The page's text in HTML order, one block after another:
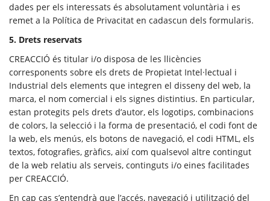
dades per els interessats és absolutament voluntària i es
remet a la Política de Privacitat en cadascun dels formularis.
5. Drets reservats
CREACCIÓ és titular i/o disposa de les llicències
corresponents sobre els drets de Propietat Intel·lectual i
Industrial dels elements que integren el disseny del web, la
marca, el nom comercial i els signes distintius. En particular,
estan protegits pels drets d’autor, els logotips, combinacions
de colors, la selecció i la forma de presentació, el codi font de
la web, els menús, els botons de navegació, el codi HTML, els
textos, fotografies, gràfics, així com qualsevol altre contingut
de la web relatiu als serveis, continguts i/o eines facilitades
per CREACCIÓ.
En cap cas s’entendrà que l’accés, navegació i utilització del